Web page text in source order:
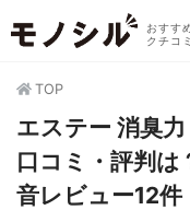
おすす
クチコ
TOP
エステー 消臭
口コミ・評判
音レビュー12件